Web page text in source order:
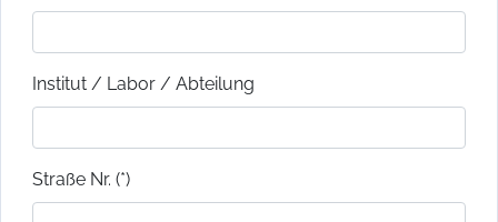
Institut / Labor / Abteilung
Straße Nr. (*)